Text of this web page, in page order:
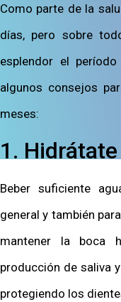
Como parte de la
días, pero sobre
esplendor el
algunos consejos
meses:
1. Hidrátate
Beber suficiente
general y también
mantener la boca
producción de saliva
protegiendo los